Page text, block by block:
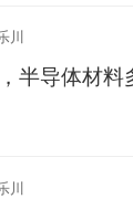
川
半导体材料
川